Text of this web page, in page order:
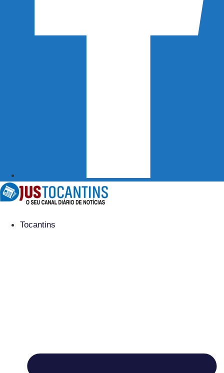
Tocantins